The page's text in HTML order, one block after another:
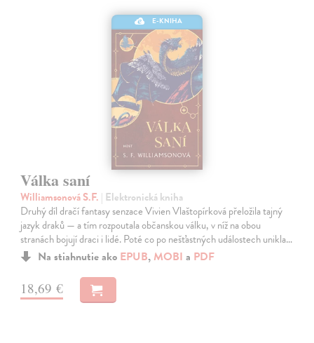
E-KNIHA
Válka saní
Williamsonová S.F. | Elektronická kniha
Druhý díl dračí fantasy senzace Vivien Vlaštopírková přeložila tajný
jazyk draků — a tím rozpoutala občanskou válku, v níž na obou
stranách bojují draci i lidé. Poté co po nešťastných událostech unikla…
Na stiahnutie ako EPUB, MOBI a PDF
18,69 €